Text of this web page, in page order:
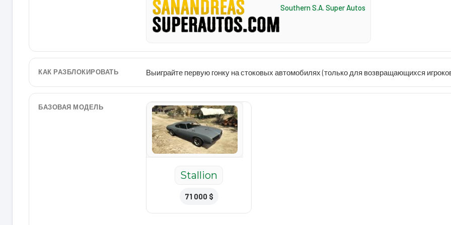
Southern S.A. Super Autos
КАК РАЗБЛОКИРОВАТЬ Выиграйте первую гонку на стоковых автомобилях (только для возвращающихся
БАЗОВАЯ МОДЕЛЬ
Stallion
71 000 $